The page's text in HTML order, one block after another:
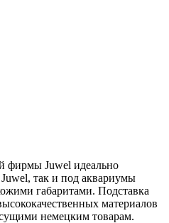
фирмы Juwel идеально
так и под аквариумы
габаритами. Подставка
материалов
немецким товарам.